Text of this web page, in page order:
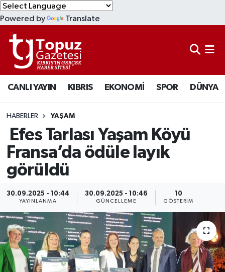
Powered by Translate
CANLI YAYIN KIBRIS EKONOMİ SPOR DÜNYA
HABERLER YAŞAM
Efes Tarlası Yaşam Köyü
Fransa’da ödüle layık
görüldü
30.09.2025 - 10:44
YAYINLANMA
30.09.2025 - 10:46
GÜNCELLEME
10
GÖSTERIM
KIBRIS
DÜNYA
EKONOMİ
MAGAZİN
SAĞLIK
SPOR
TEKNOLOJİ
TÜRKİYE
Lefkoşa Nöbetçi Eczaneler
Lefkoşa Hava Durumu
Lefkoşa Trafik Yoğunluk Haritası
Süper Lig Puan Durumu ve Fikstür
Tüm Manşetler
Son Dakika Haberleri
Haber Arşivi